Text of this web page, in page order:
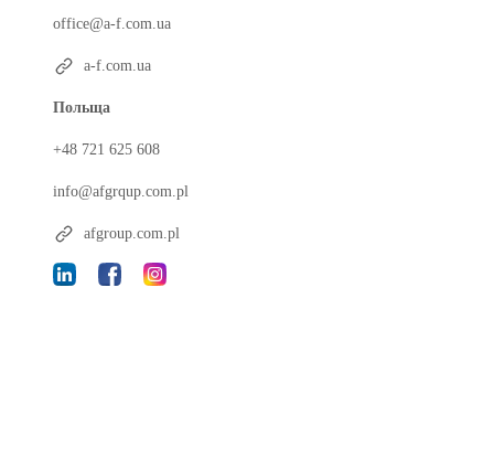
office@a-f.com.ua
a-f.com.ua
Польща
+48 721 625 608
info@afgrqup.com.pl
afgroup.com.pl